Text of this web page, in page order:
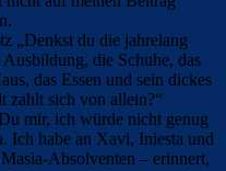
„Denkst du die jahrelang
Ausbildung, die Schuhe, das
das Essen und sein dickes
zahlt sich von allein?“
mir, ich würde nicht genug
Ich habe an Xavi, Iniesta und
Absolventen – erinnert,